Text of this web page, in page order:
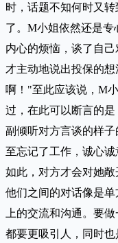
时，话题不知何时又
了。M小姐依然还是专
内心的烦恼，谈了自
才主动地说出投保的
啊！"至此应该说，M
过，在此可以断言的
副倾听对方言谈的样
至忘记了工作，诚心
如此，对方才会对她敞
他们之间的对话像是
上的交流和沟通。要
都要更吸引人，同时也